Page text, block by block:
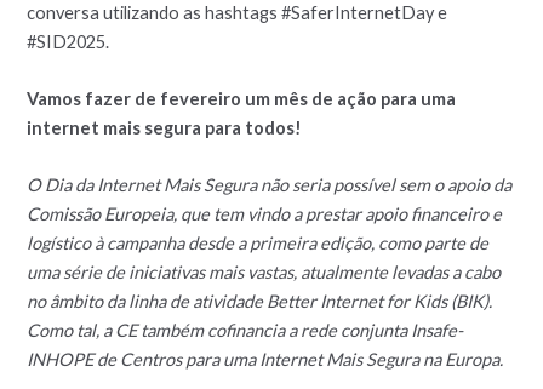
conversa utilizando as hashtags #SaferInternetDay e
#SID2025.
Vamos fazer de fevereiro um mês de ação para uma
internet mais segura para todos!
O Dia da Internet Mais Segura não seria possível sem o apoio da
Comissão Europeia, que tem vindo a prestar apoio financeiro e
logístico à campanha desde a primeira edição, como parte de
uma série de iniciativas mais vastas, atualmente levadas a cabo
no âmbito da linha de atividade Better Internet for Kids (BIK).
Como tal, a CE também cofinancia a rede conjunta Insafe-
INHOPE de Centros para uma Internet Mais Segura na Europa.